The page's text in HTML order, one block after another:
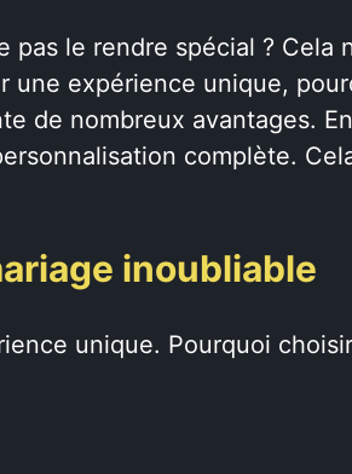
pas le rendre spécial ? Cela
une expérience unique,
de nombreux avantages.
complète.
inoubliable
unique. Pourquoi